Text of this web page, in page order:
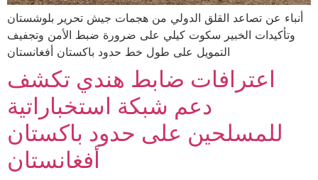
أنباء عن تصاعد القلق الدولي من هجمات جيش تحرير بلوشستان
وتأكيدات الخبير سكوت كيلي على ضرورة ضبط الأمن وتجفيف
التمويل على طول خط حدود باكستان أفغانستان
اعترافات ضابط هندي تكشف
دعم شبكة استخباراتية
للمسلحين على حدود باكستان
أفغانستان